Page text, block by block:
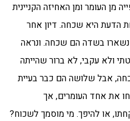
העומר ומן האחיזה הקניינית
הדעת היא שכחה. דיון אחר
בשדה הם שכחה. ונראה
ולא עקבי, לא ברור שהייתה
אבל שלושה הם כבר בעיית
את אחד העומרים, אך
או להיפך. מי מוסמך לשכוח?